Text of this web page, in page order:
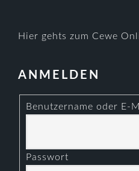
Hier gehts zum Cewe
ANMELDEN
Benutzername oder E-
Passwort